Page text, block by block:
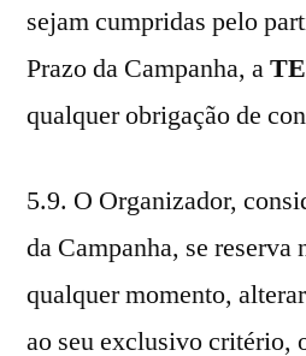
sejam cumpridas pelo
Prazo da Campanha, a
qualquer obrigação de
5.9. O Organizador,
da Campanha, se reserva
qualquer momento,
ao seu exclusivo critério,